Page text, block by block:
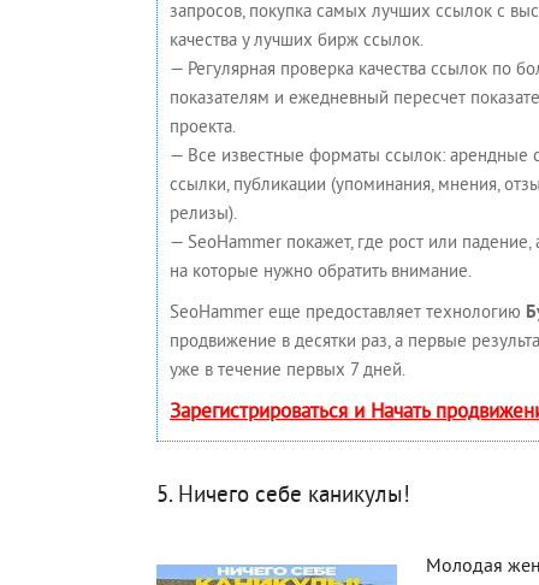
запросов, покупка самых лучших ссылок с
качества у лучших бирж ссылок.
— Регулярная проверка качества ссылок по
показателям и ежедневный пересчет
проекта.
— Все известные форматы ссылок: арендные
ссылки, публикации (упоминания, мнения,
релизы).
— SeoHammer покажет, где рост или падение,
на которые нужно обратить внимание.
SeoHammer еще предоставляет технологию
продвижение в десятки раз, а первые
уже в течение первых 7 дней.
Зарегистрироваться и Начать
5. Ничего себе каникулы!
Молодая